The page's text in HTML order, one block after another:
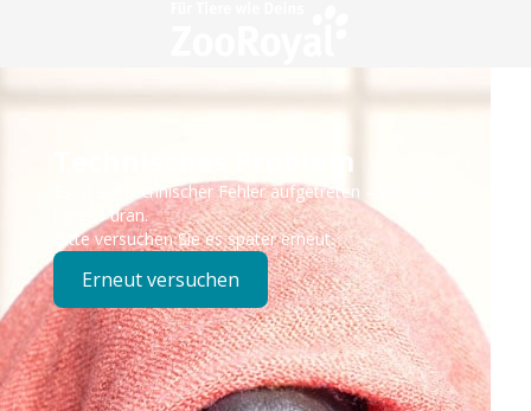
Technisches Problem
Es ist ein technischer Fehler aufgetreten – wir sind
bereits dran.
Bitte versuchen Sie es später erneut.
Erneut versuchen